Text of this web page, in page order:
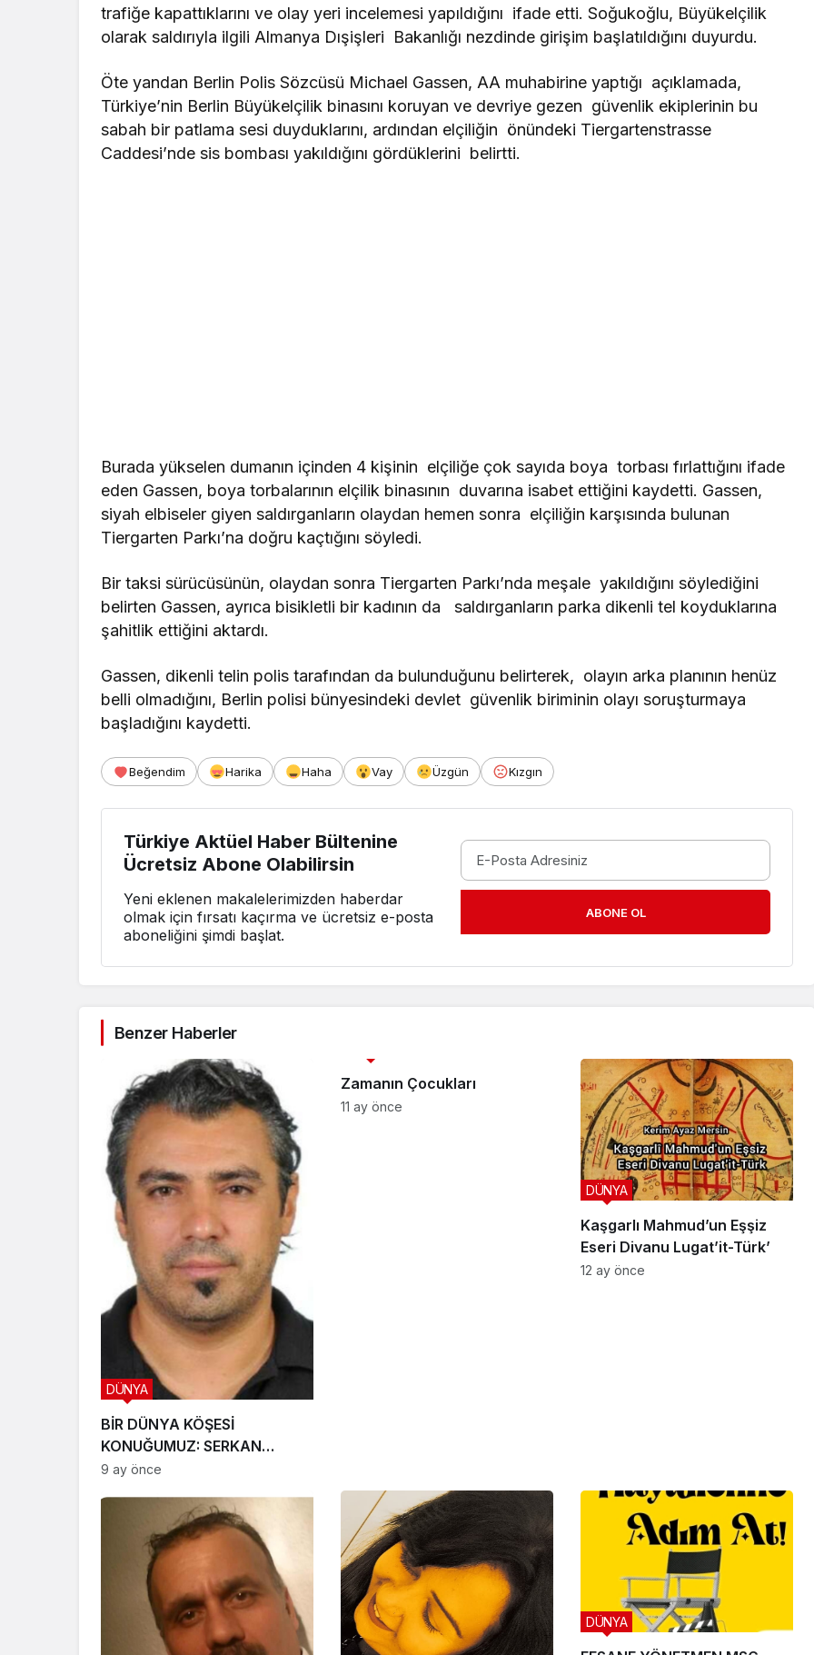
trafiğe kapattıklarını ve olay yeri incelemesi yapıldığını ifade etti. Soğukoğlu, Büyükelçilik
olarak saldırıyla ilgili Almanya Dışişleri Bakanlığı nezdinde girişim başlatıldığını duyurdu.
Öte yandan Berlin Polis Sözcüsü Michael Gassen, AA muhabirine yaptığı açıklamada,
Türkiye’nin Berlin Büyükelçilik binasını koruyan ve devriye gezen güvenlik ekiplerinin bu
sabah bir patlama sesi duyduklarını, ardından elçiliğin önündeki Tiergartenstrasse
Caddesi’nde sis bombası yakıldığını gördüklerini belirtti.
Burada yükselen dumanın içinden 4 kişinin elçiliğe çok sayıda boya torbası fırlattığını ifade
eden Gassen, boya torbalarının elçilik binasının duvarına isabet ettiğini kaydetti. Gassen,
siyah elbiseler giyen saldırganların olaydan hemen sonra elçiliğin karşısında bulunan
Tiergarten Parkı’na doğru kaçtığını söyledi.
Bir taksi sürücüsünün, olaydan sonra Tiergarten Parkı’nda meşale yakıldığını söylediğini
belirten Gassen, ayrıca bisikletli bir kadının da saldırganların parka dikenli tel koyduklarına
şahitlik ettiğini aktardı.
Gassen, dikenli telin polis tarafından da bulunduğunu belirterek, olayın arka planının henüz
belli olmadığını, Berlin polisi bünyesindeki devlet güvenlik biriminin olayı soruşturmaya
başladığını kaydetti.
Beğendim Harika Haha Vay Üzgün Kızgın
Türkiye Aktüel Haber Bültenine
Ücretsiz Abone Olabilirsin
Yeni eklenen makalelerimizden haberdar
olmak için fırsatı kaçırma ve ücretsiz e-posta
aboneliğini şimdi başlat.
ABONE OL
Benzer Haberler
BİR DÜNYA KÖŞESİ
KONUĞUMUZ: SERKAN
KIPÇAK
DÜNYA
9 ay önce
Zamanın Çocukları
11 ay önce
Kaşgarlı Mahmud’un Eşşiz
Eseri Divanu Lugat’it-Türk’
DÜNYA
12 ay önce
DÜNYA